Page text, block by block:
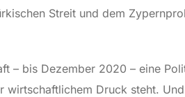
Streit und dem
– bis Dezember 2020 – eine
Druck steht.